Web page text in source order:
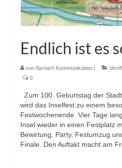
Endlich ist es
von Bereich Kommunikation |
0
Zum 100. Geburtstag der
wird das Inselfest zu einem
Festwochenende. Vier Tage
Insel wieder in einen Festplatz
Bewirtung, Party, Festumzug
Finale. Den Auftakt macht am